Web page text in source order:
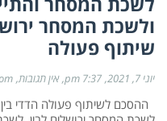
ולשכת המסחר
שיתוף פעולה
יוני 7, 2021 7:37 pm אין תגובות
ההסכם לשיתוף פעולה הדדי